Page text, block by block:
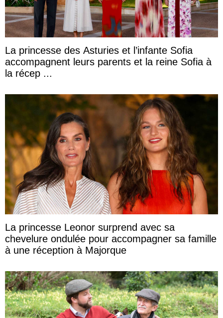
La princesse des Asturies et l’infante Sofia
accompagnent leurs parents et la reine Sofia à
la récep ...
La princesse Leonor surprend avec sa
chevelure ondulée pour accompagner sa famille
à une réception à Majorque